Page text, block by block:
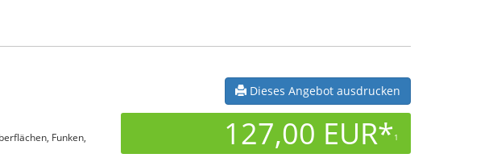
Funken,
Dieses Angebot ausdrucken
127,00 EUR*1